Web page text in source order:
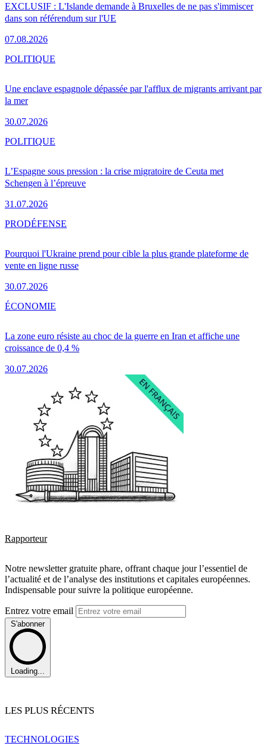
EXCLUSIF : L'Islande demande à Bruxelles de ne pas s'immiscer
dans son référendum sur l'UE
07.08.2026
Une enclave espagnole dépassée par l'afflux de migrants arrivant par
la mer
30.07.2026
POLITIQUE
L’Espagne sous pression : la crise migratoire de Ceuta met
Schengen à l’épreuve
31.07.2026
POLITIQUE
Pourquoi l'Ukraine prend pour cible la plus grande plateforme de
vente en ligne russe
30.07.2026
PRODÉFENSE
La zone euro résiste au choc de la guerre en Iran et affiche une
croissance de 0,4 %
30.07.2026
ÉCONOMIE
Rapporteur
Notre newsletter gratuite phare, offrant chaque jour l’essentiel de
l’actualité et de l’analyse des institutions et capitales européennes.
Indispensable pour suivre la politique européenne.
Entrez votre email
S'abonner
Loading...
LES PLUS RÉCENTS
TECHNOLOGIES